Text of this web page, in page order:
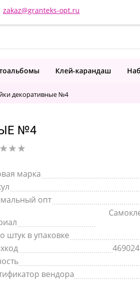
zakaz@granteks-opt.ru
Клей-карандаш
декоративные №4
№4
марка
опт
штук в упаковке
вендора